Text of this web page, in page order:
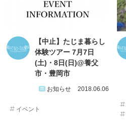
【中止】たじま暮らし
体験ツアー 7月7日
(土)・8日(日)@養父
市・豊岡市
お知らせ 2018.06.06
イベント